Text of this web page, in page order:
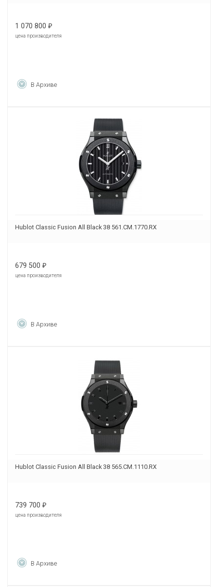
1 070 800 ₽
цена производителя
В Архиве
Hublot Classic Fusion All Black 38 561.CM.1770.RX
679 500 ₽
цена производителя
В Архиве
Hublot Classic Fusion All Black 38 565.CM.1110.RX
739 700 ₽
цена производителя
В Архиве